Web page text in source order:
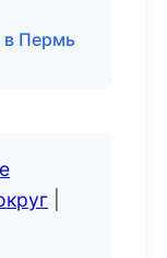
в Пермь